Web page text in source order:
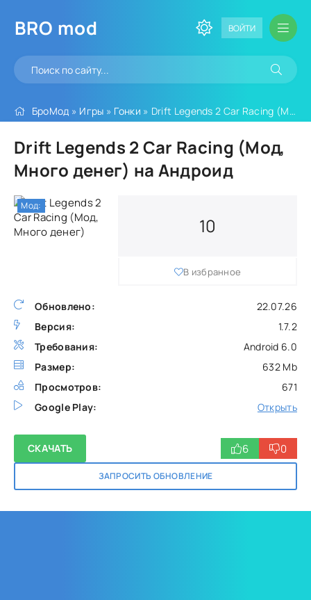
BRO mod ВОЙТИ
БроМод » Игры » Гонки » Drift Legends 2 Car Racing (Мод, Много денег)
Drift Legends 2 Car Racing (Мод,
Много денег) на Андроид
Обновлено:
22.07.26
Версия:
1.7.2
Требования:
Android 6.0
Размер:
632 Mb
Просмотров:
671
Google Play:
Открыть
10
В избранное
СКАЧАТЬ
ЗАПРОСИТЬ ОБНОВЛЕНИЕ
6 0
Мод: